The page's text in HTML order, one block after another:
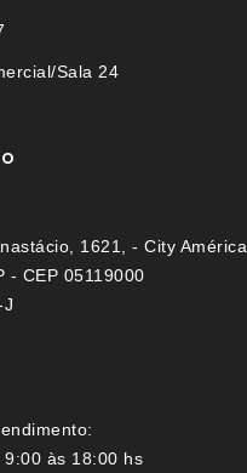
Sala 24
1621, - City América
- CEP 05119000
às 18:00 hs